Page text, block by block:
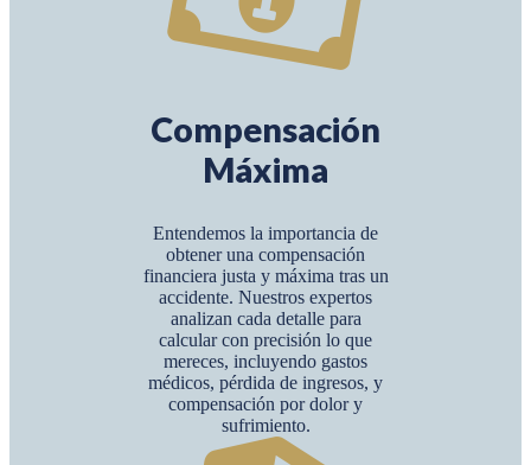
Compensación
Máxima
Entendemos la importancia de
obtener una compensación
financiera justa y máxima tras un
accidente. Nuestros expertos
analizan cada detalle para
calcular con precisión lo que
mereces, incluyendo gastos
médicos, pérdida de ingresos, y
compensación por dolor y
sufrimiento.